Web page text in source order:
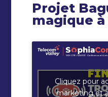
Projet
magique
Cliquez pour
marketing et